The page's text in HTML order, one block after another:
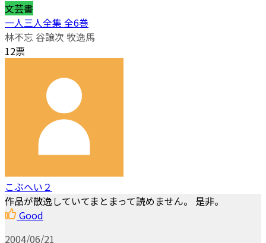
文芸書
一人三人全集 全6巻
林不忘 谷譲次 牧逸馬
12票
こぶへい２
作品が散逸していてまとまって読めません。 是非。
Good
2004/06/21